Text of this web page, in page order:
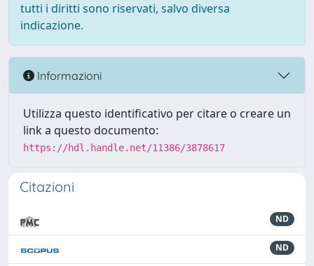
tutti i diritti sono riservati, salvo diversa
indicazione.
Informazioni
Utilizza questo identificativo per citare o creare un
link a questo documento:
https://hdl.handle.net/11386/3878617
Citazioni
ND
ND